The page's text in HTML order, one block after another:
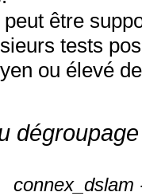
être
tests
ou élevé
connex_dslam